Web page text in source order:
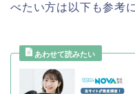
べたい方は以下も参考